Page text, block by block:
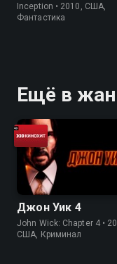
Inception • 2010, США,
Фантастика
Ещё в
Джон Уик 4
John Wick: Chapter 4 •
США, Криминал